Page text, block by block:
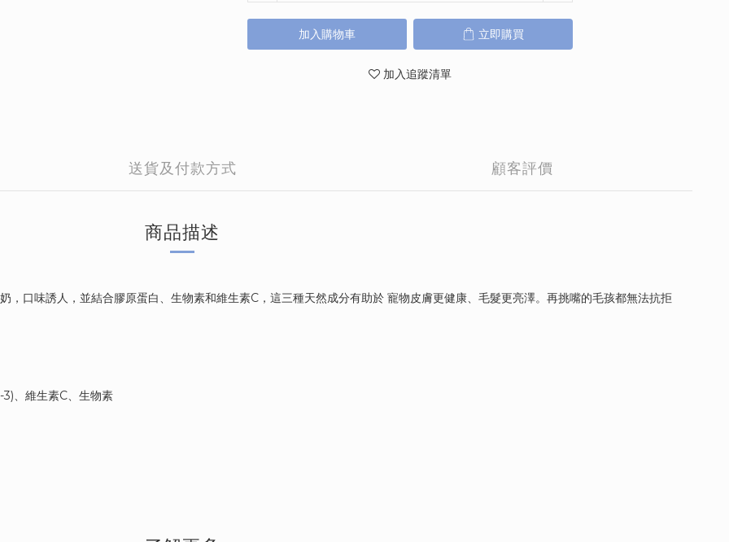
加入購物車 立即購買
加入追蹤清單
送貨及付款方式 顧客評價
商品描述
口味誘人，並結合膠原蛋白、生物素和維生素C，這三種天然成分有助於 寵物皮膚更健康、毛髮更亮澤。再挑嘴的毛孩都無法抗拒
、維生素C、生物素